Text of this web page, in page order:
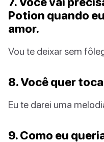
Potion quando
amor.
Vou te deixar sem
8. Você quer
Eu te darei uma
9. Como eu